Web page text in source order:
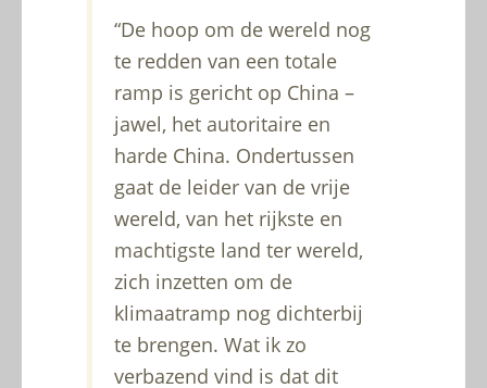
“De hoop om de wereld nog
te redden van een totale
ramp is gericht op China –
jawel, het autoritaire en
harde China. Ondertussen
gaat de leider van de vrije
wereld, van het rijkste en
machtigste land ter wereld,
zich inzetten om de
klimaatramp nog dichterbij
te brengen. Wat ik zo
verbazend vind is dat dit